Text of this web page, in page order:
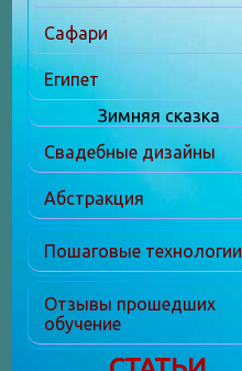
Сафари
Египет
Зимняя сказка
Свадебные дизайны
Абстракция
Пошаговые технологии
Отзывы прошедших
обучение